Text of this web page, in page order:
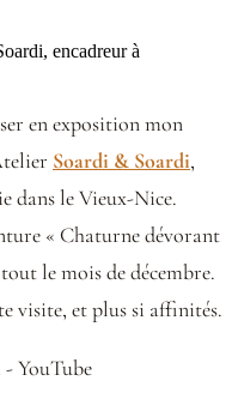
en exposition mon
Soardi & Soardi,
dans le Vieux-Nice.
« Chaturne dévorant
le mois de décembre.
visite, et plus si affinités.
YouTube